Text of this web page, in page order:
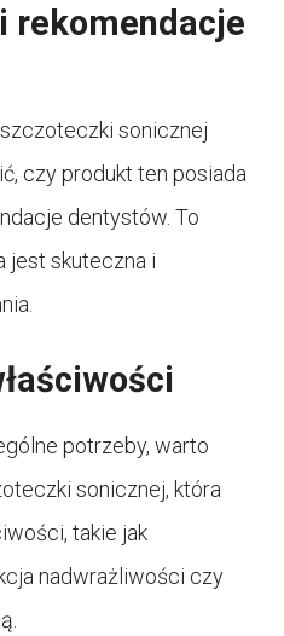
rekomendacje
sonicznej
czy produkt ten posiada
dentystów. To
jest skuteczna i
potrzeby, warto
sonicznej, która
takie jak
nadwrażliwości czy